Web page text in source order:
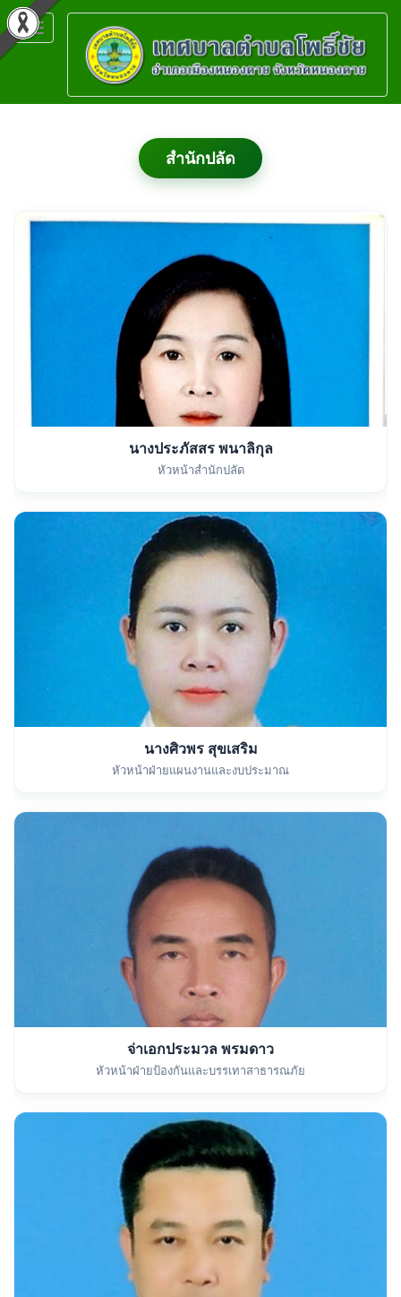
Toggle
navigation
สำนักปลัด
นางประภัสสร พนาลิกุล
หัวหน้าสำนักปลัด
นางศิวพร สุขเสริม
หัวหน้าฝ่ายแผนงานและงบประมาณ
จ่าเอกประมวล พรมดาว
หัวหน้าฝ่ายป้องกันและบรรเทาสาธารณภัย